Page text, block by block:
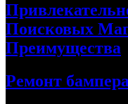
Поисковых
Преимущества
Ремонт